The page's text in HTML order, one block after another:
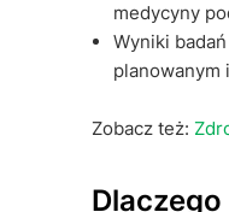
medycyny
Wyniki
planowanym
Zobacz też: